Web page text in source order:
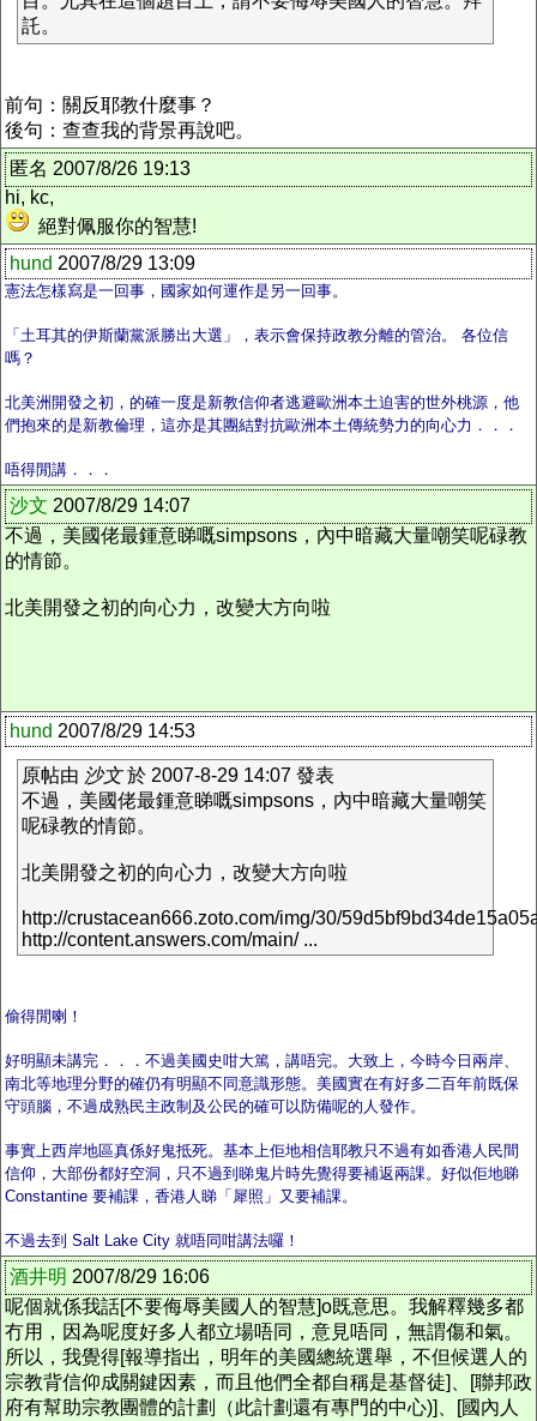
託。
前句：關反耶教什麼事？
後句：查查我的背景再說吧。
匿名 2007/8/26 19:13
hi, kc,
絕對佩服你的智慧!
hund 2007/8/29 13:09
憲法怎樣寫是一回事，國家如何運作是另一回事。
「土耳其的伊斯蘭黨派勝出大選」，表示會保持政教分離的管治。 各位信
嗎？
北美洲開發之初，的確一度是新教信仰者逃避歐洲本土迫害的世外桃源，他
們抱來的是新教倫理，這亦是其團結對抗歐洲本土傳統勢力的向心力．．．
唔得閒講．．．
沙文 2007/8/29 14:07
不過，美國佬最鍾意睇嘅simpsons，內中暗藏大量嘲笑呢碌教
的情節。
北美開發之初的向心力，改變大方向啦
hund 2007/8/29 14:53
原帖由 沙文於 2007-8-29 14:07 發表
不過，美國佬最鍾意睇嘅simpsons，內中暗藏大量嘲笑
呢碌教的情節。
北美開發之初的向心力，改變大方向啦
http://crustacean666.zoto.com/img/30/
http://content.answers.com/main/ ...
偷得閒喇！
好明顯未講完．．．不過美國史咁大篤，講唔完。大致上，今時今日兩岸、
南北等地理分野的確仍有明顯不同意識形態。 美國實在有好多二百年前既保
守頭腦，不過成熟民主政制及公民的確可以防備呢的人發作。
事實上西岸地區真係好鬼抵死。基本上佢地相信耶教只不過有如香港人民間
信仰，大部份都好空洞，只不過到睇鬼片時先覺得要補返兩課。好似佢地睇
Constantine 要補課，香港人睇「犀照」又要補課。
不過去到 Salt Lake City 就唔同咁講法囉！
酒井明 2007/8/29 16:06
呢個就係我話[不要侮辱美國人的智慧]o既意思。我解釋幾多都
冇用，因為呢度好多人都立場唔同，意見唔同，無謂傷和氣。
所以，我覺得[報導指出，明年的美國總統選舉，不但候選人的
宗教背信仰成關鍵因素，而且他們全都自稱是基督徒]、[聯邦政
府有幫助宗教團體的計劃（此計劃還有專門的中心)]、[國內人